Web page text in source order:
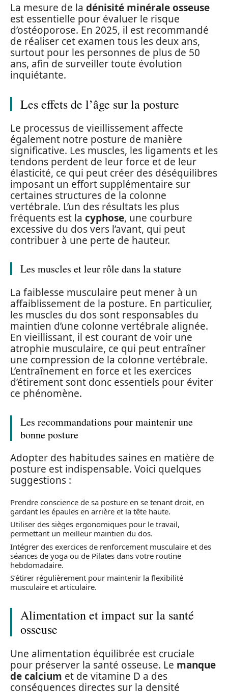
La mesure de la dénisité minérale osseuse
est essentielle pour évaluer le risque
d’ostéoporose. En 2025, il est recommandé
de réaliser cet examen tous les deux ans,
surtout pour les personnes de plus de 50
ans, afin de surveiller toute évolution
inquiétante.
Les effets de l’âge sur la posture
Le processus de vieillissement affecte
également notre posture de manière
significative. Les muscles, les ligaments et les
tendons perdent de leur force et de leur
élasticité, ce qui peut créer des déséquilibres
imposant un effort supplémentaire sur
certaines structures de la colonne
vertébrale. L’un des résultats les plus
fréquents est la cyphose, une courbure
excessive du dos vers l’avant, qui peut
contribuer à une perte de hauteur.
Les muscles et leur rôle dans la stature
La faiblesse musculaire peut mener à un
affaiblissement de la posture. En particulier,
les muscles du dos sont responsables du
maintien d’une colonne vertébrale alignée.
En vieillissant, il est courant de voir une
atrophie musculaire, ce qui peut entraîner
une compression de la colonne vertébrale.
L’entraînement en force et les exercices
d’étirement sont donc essentiels pour éviter
ce phénomène.
Les recommandations pour maintenir une
bonne posture
Adopter des habitudes saines en matière de
posture est indispensable. Voici quelques
suggestions :
Prendre conscience de sa posture en se tenant droit, en
gardant les épaules en arrière et la tête haute.
Utiliser des sièges ergonomiques pour le travail,
permettant un meilleur maintien du dos.
Intégrer des exercices de renforcement musculaire et des
séances de yoga ou de Pilates dans votre routine
hebdomadaire.
S’étirer régulièrement pour maintenir la flexibilité
musculaire et articulaire.
Alimentation et impact sur la santé
osseuse
Une alimentation équilibrée est cruciale
pour préserver la santé osseuse. Le manque
de calcium et de vitamine D a des
conséquences directes sur la densité